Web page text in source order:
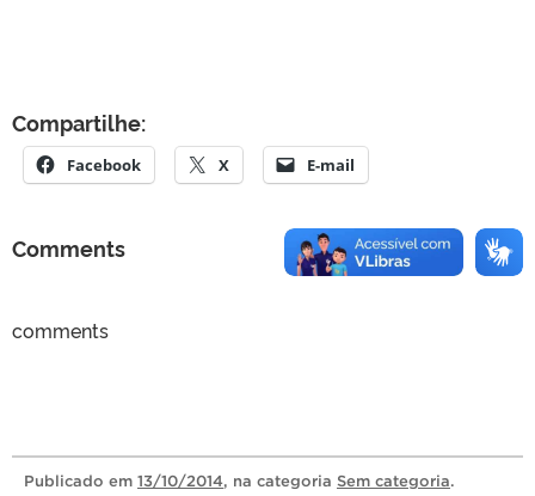
Compartilhe:
Facebook X E-mail
Comments
comments
Publicado em 13/10/2014, na categoria Sem categoria.